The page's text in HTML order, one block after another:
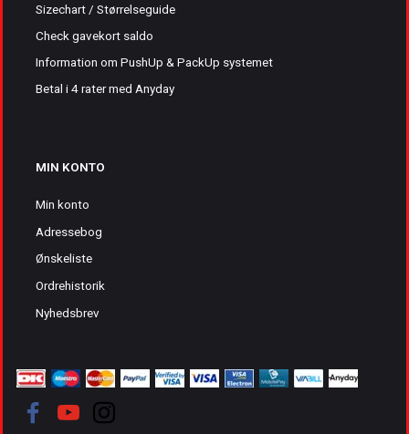
Sizechart / Størrelseguide
Check gavekort saldo
Information om PushUp & PackUp systemet
Betal i 4 rater med Anyday
MIN KONTO
Min konto
Adressebog
Ønskeliste
Ordrehistorik
Nyhedsbrev